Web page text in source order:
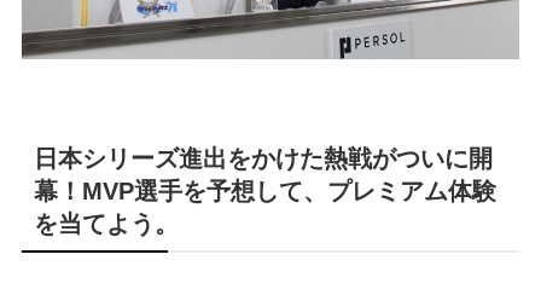
日本シリーズ進出をかけた熱戦がついに開
幕！MVP選手を予想して、プレミアム体験
を当てよう。